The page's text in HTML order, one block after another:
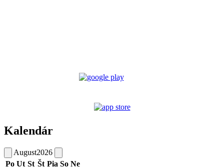
Kalendár
August2026
Po Ut St Št Pia So Ne